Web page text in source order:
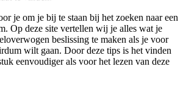
je om je bij te staan bij het zoeken naar een
Op deze site vertellen wij je alles wat je
beslissing te maken als je voor
wilt gaan. Door deze tips is het vinden
eenvoudiger als voor het lezen van deze